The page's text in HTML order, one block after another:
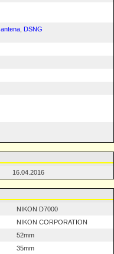
antena DSNG
16.04.2016
NIKON D7000
NIKON CORPORATION
52mm
35mm